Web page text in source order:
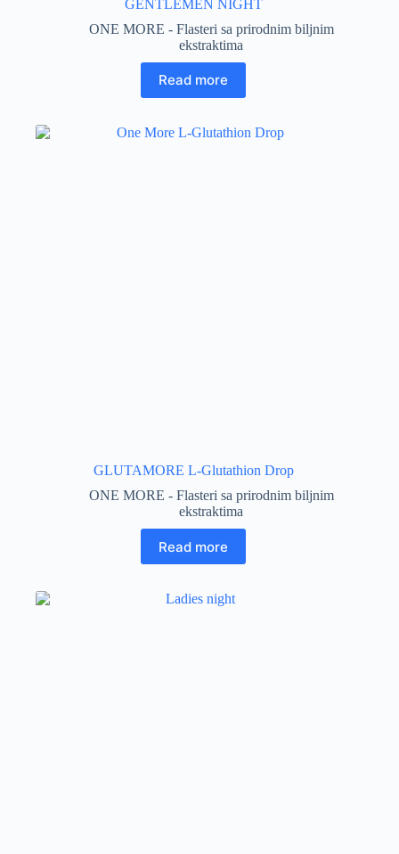
GENTLEMEN NIGHT
ONE MORE - Flasteri sa prirodnim biljnim
ekstraktima
Read more
GLUTAMORE L-Glutathion Drop
ONE MORE - Flasteri sa prirodnim biljnim
ekstraktima
Read more